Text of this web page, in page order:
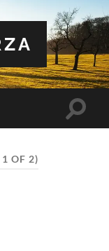
Toggle
1 OF 2)